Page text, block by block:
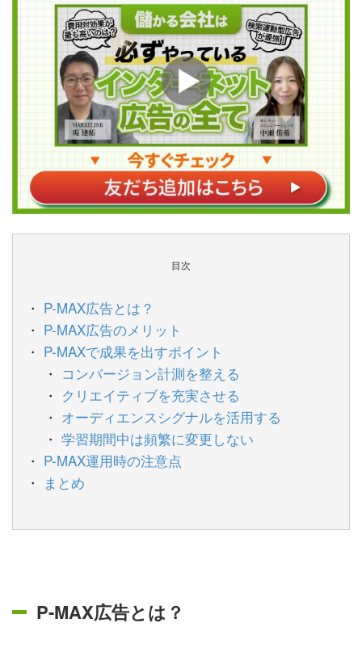
目次
P-MAX広告とは？
P-MAX広告のメリット
P-MAXで成果を出すポイント
コンバージョン計測を整える
クリエイティブを充実させる
オーディエンスシグナルを活用する
学習期間中は頻繁に変更しない
P-MAX運用時の注意点
まとめ
P-MAX広告とは？